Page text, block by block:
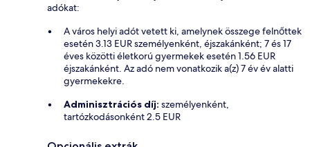
adókat:
A város helyi adót vetett ki, amelynek összege felnőttek
esetén 3.13 EUR személyenként, éjszakánként; 7 és 17
éves közötti életkorú gyermekek esetén 1.56 EUR
éjszakánként. Az adó nem vonatkozik a(z) 7 év év alatti
gyermekekre.
Adminisztrációs díj: személyenként,
tartózkodásonként 2.5 EUR